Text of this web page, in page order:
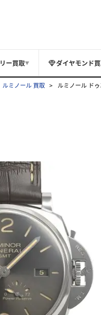
ー買取▼ ダイヤモンド
ルミノール 買取 ルミノール ド